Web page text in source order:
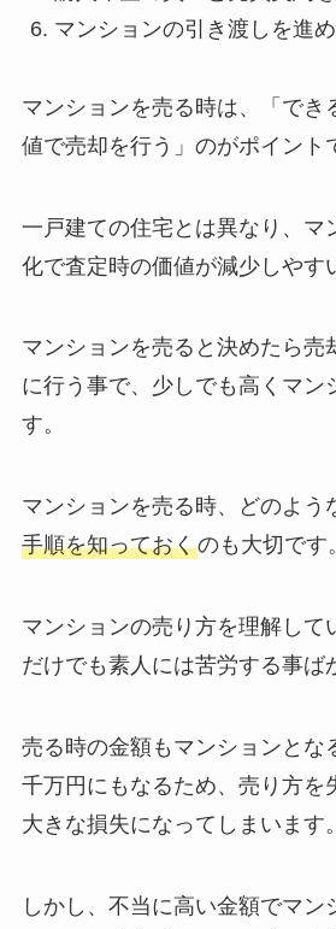
マンションの引き渡しを進
マンションを売る時は、「でき
値で売却を行う」のがポイント
一戸建ての住宅とは異なり、マ
化で査定時の価値が減少しやす
マンションを売ると決めたら売
に行う事で、少しでも高くマン
す。
マンションを売る時、どのよう
手順を知っておくのも大切です。
マンションの売り方を理解して
だけでも素人には苦労する事ば
売る時の金額もマンションとな
千万円にもなるため、売り方を
大きな損失になってしまいます。
しかし、不当に高い金額でマン